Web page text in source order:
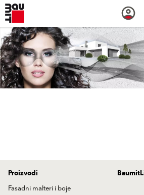
Proizvodi
Fasadni malteri i boje